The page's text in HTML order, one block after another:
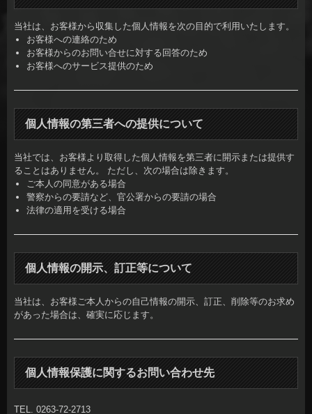
当社は、お客様から収集した個人情報を次の目的で利用いたします。
お客様への連絡のため
お客様からのお問い合せに対する回答のため
お客様へのサービス提供のため
個人情報の第三者への提供について
当社では、お客様より取得した個人情報を第三者に開示または提供す
ることはありません。 ただし、次の場合は除きます。
ご本人の同意がある場合
警察からの要請など、官公署からの要請の場合
法律の適用を受ける場合
個人情報の開示、訂正等について
当社は、お客様ご本人からの自己情報の開示、訂正、削除等のお求め
があった場合は、確実に応じます。
個人情報保護に関するお問い合わせ先
TEL. 0263-72-2713